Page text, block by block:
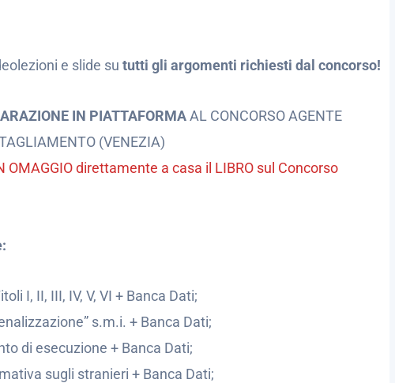
e slide su tutti gli argomenti richiesti dal concorso!
IN PIATTAFORMAAL CONCORSO AGENTE
(VENEZIA)
direttamente a casa il LIBRO sul Concorso
I, II, III, IV, V, VI + Banca Dati;
s.m.i. + Banca Dati;
di esecuzione + Banca Dati;
sugli stranieri + Banca Dati;